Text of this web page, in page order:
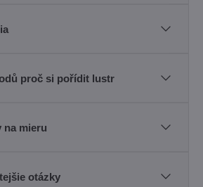
proč si pořídit lustr
na mieru
otázky